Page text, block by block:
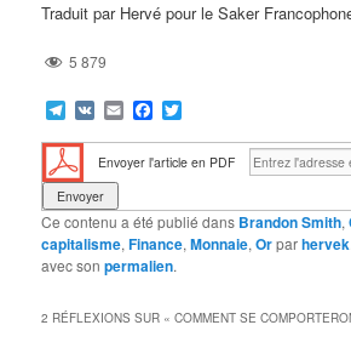
Traduit par Hervé pour le Saker
5 879
Telegram
VK EmailFacebook
Envoyer l'article en PDF
Ce contenu a été publié dans Brandon Smith,
capitalisme,Finance,Monnaie,Orparhervek
avec sonpermalien.
2 RÉFLEXIONS SUR «COMMENT SE